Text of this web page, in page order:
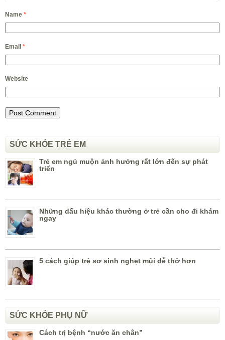
Name *
Email *
Website
SỨC KHỎE TRẺ EM
Trẻ em ngủ muộn ảnh hưởng rất lớn đến sự phát
triển
Những dấu hiệu khác thường ở trẻ cần cho đi khám
ngay
5 cách giúp trẻ sơ sinh nghẹt mũi dễ thở hơn
SỨC KHỎE PHỤ NỮ
Cách trị bệnh “nước ăn chân”